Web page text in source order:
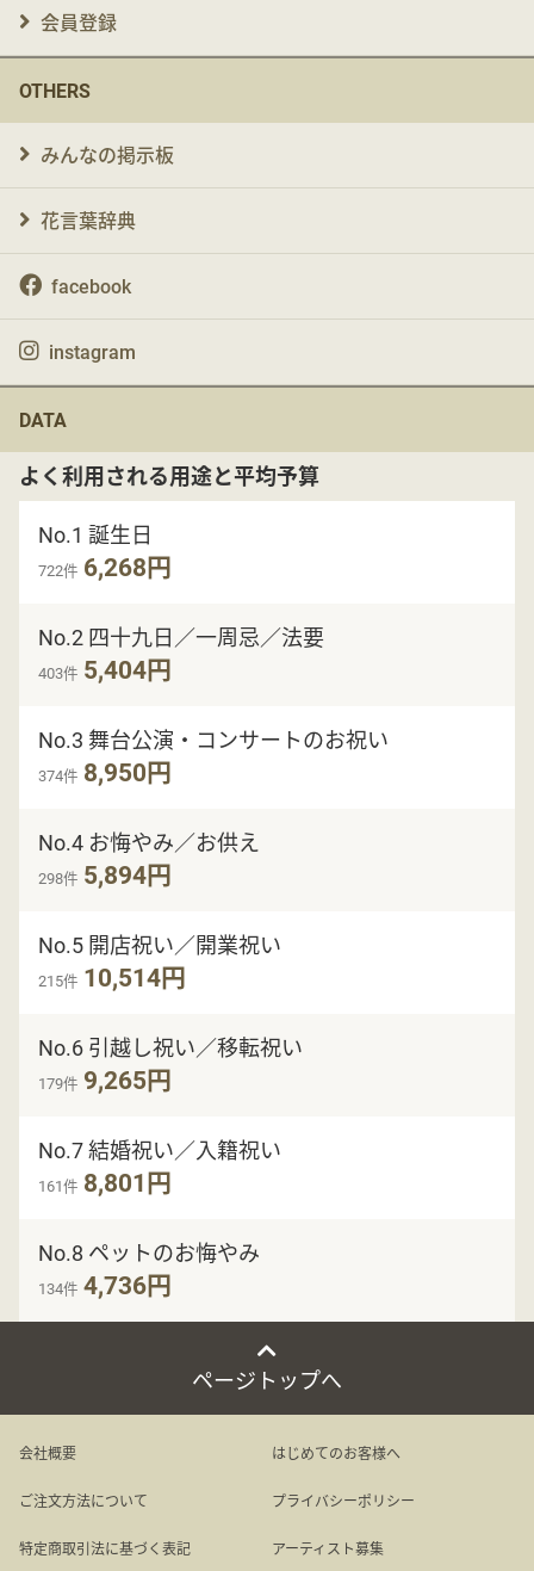
会員登録
OTHERS
みんなの掲示板
花言葉辞典
facebook
instagram
DATA
よく利用される用途と平均予算
No.1 誕生日
722件 6,268円
No.2 四十九日／一周忌／法要
403件 5,404円
No.3 舞台公演・コンサートのお祝い
374件 8,950円
No.4 お悔やみ／お供え
298件 5,894円
No.5 開店祝い／開業祝い
215件 10,514円
No.6 引越し祝い／移転祝い
179件 9,265円
No.7 結婚祝い／入籍祝い
161件 8,801円
No.8 ペットのお悔やみ
134件 4,736円
ページトップへ
会社概要 はじめてのお客様へ
ご注文方法について プライバシーポリシー
特定商取引法に基づく表記 アーティスト募集